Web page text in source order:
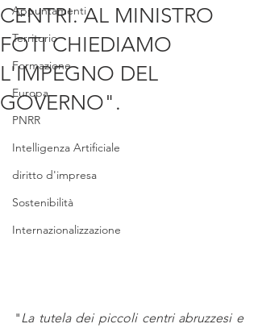
Appuntamenti
Territorio
Formazione
Europa
PNRR
Intelligenza Artificiale
diritto d'impresa
Sostenibilità
Internazionalizzazione
CENTRI. AL MINISTRO
FOTI CHIEDIAMO
L'IMPEGNO DEL
GOVERNO".
" La tutela dei piccoli centri abruzzesi e